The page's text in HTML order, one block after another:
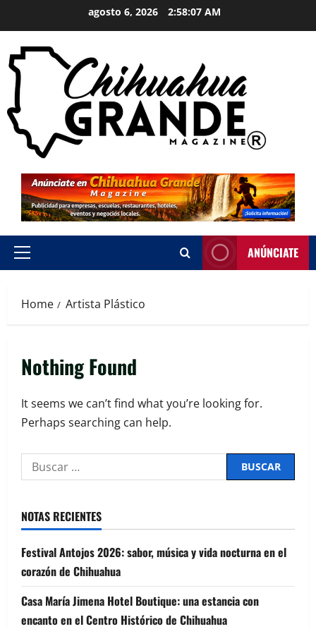
agosto 6, 2026 2:58:07 AM
ANÚNCIATE
Home Artista Plástico
Nothing Found
It seems we can’t find what you’re looking for.
Perhaps searching can help.
NOTAS RECIENTES
Festival Antojos 2026: sabor, música y vida nocturna en el
corazón de Chihuahua
Casa María Jimena Hotel Boutique: una estancia con
encanto en el Centro Histórico de Chihuahua